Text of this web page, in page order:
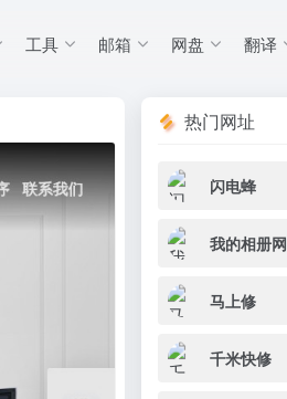
工具 邮箱 网盘 翻译
热门网址
闪电蜂
我的相册网
马上修
千米快修